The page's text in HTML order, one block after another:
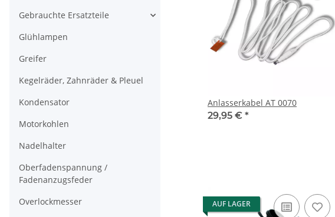
Anlasserkabel AT 0070
29,95 € *
AUF LAGER
Gebrauchte Ersatzteile
Glühlampen
Greifer
Kegelräder, Zahnräder & Pleuel
Kondensator
Motorkohlen
Nadelhalter
Oberfadenspannung /
Fadenanzugsfeder
Overlockmesser